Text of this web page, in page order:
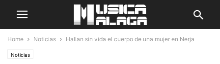
Home Noticias Hallan sin vida el cuerpo de una mujer en Nerja
Noticias